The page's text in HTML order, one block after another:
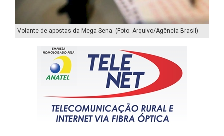
Volante de apostas da Mega-Sena. (Foto: Arquivo/Agência Brasil)